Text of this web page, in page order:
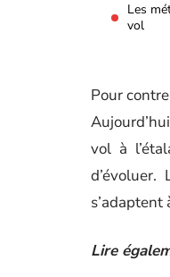
Les
vol
Pour
vol à
s’adaptent
Lire